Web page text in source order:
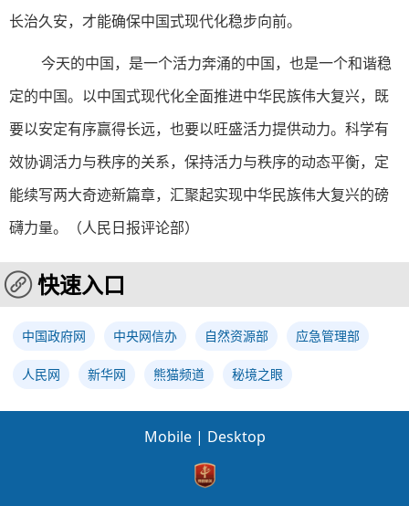
长治久安，才能确保中国式现代化稳步向前。
今天的中国，是一个活力奔涌的中国，也是一个和谐稳
定的中国。以中国式现代化全面推进中华民族伟大复兴，既
要以安定有序赢得长远，也要以旺盛活力提供动力。科学有
效协调活力与秩序的关系，保持活力与秩序的动态平衡，定
能续写两大奇迹新篇章，汇聚起实现中华民族伟大复兴的磅
礴力量。（人民日报评论部）
快速入口
中国政府网 中央网信办 自然资源部 应急管理部
人民网 新华网 熊猫频道 秘境之眼
Mobile | Desktop